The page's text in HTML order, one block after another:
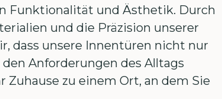
Funktionalität und Ästhetik. Durch
und die Präzision unserer
dass unsere Innentüren nicht nur
Anforderungen des Alltags
zu einem Ort, an dem Sie